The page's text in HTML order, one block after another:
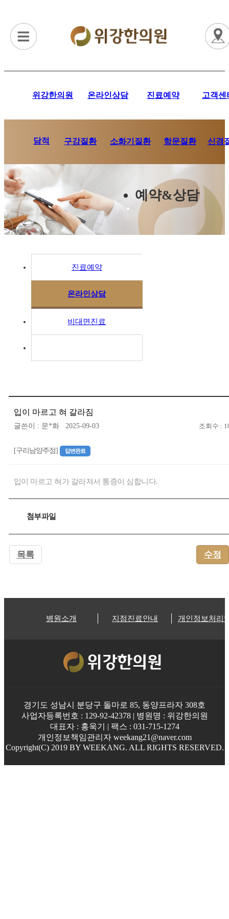
위강한의원 온라인상담 진료예약 고객센
담적 구강질환 소화기질환 항문질환 신경
예약&상담
진료예약
온라인상담
비대면진료
입이 마르고 혀 갈라짐
글쓴이 : 문*화 2025-09-03 조회수 :
[구리남양주점] 답변완료
입이 마르고 혀가 갈라져서 통증이 심합니다.
첨부파일
목록 수정
병원소개 지점진료안내 개인정보처리
경기도 성남시 분당구 돌마로 85, 동양프라자 308호
사업자등록번호 : 129-92-42378 | 병원명 : 위강한의원
대표자 : 홍욱기 | 팩스 : 031-715-1274
개인정보책임관리자 weekang21@naver.com
Copyright(C) 2019 BY WEEKANG. ALL RIGHTS RESERVED.